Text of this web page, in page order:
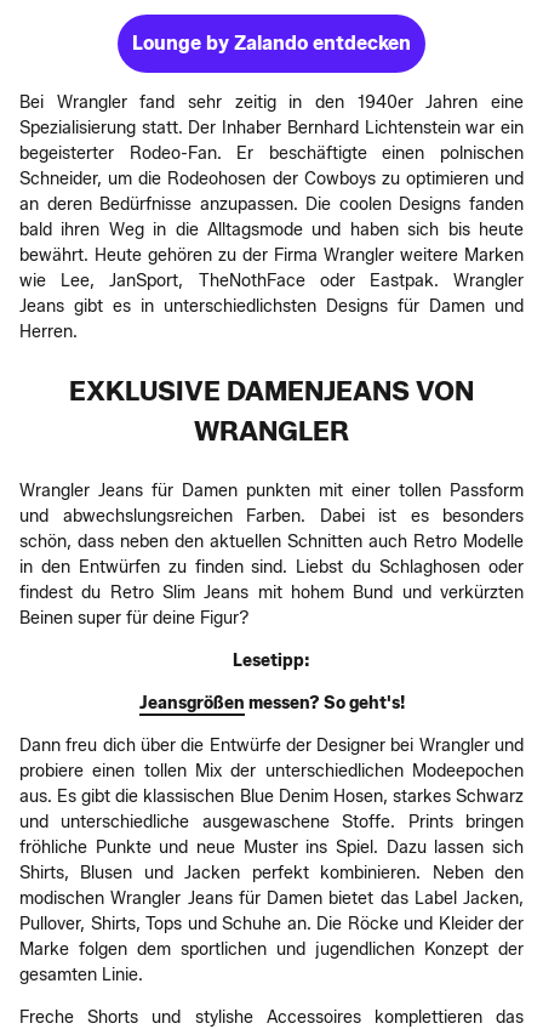
Lounge by Zalando entdecken
Bei Wrangler fand sehr zeitig in den 1940er Jahren eine
Spezialisierung statt. Der Inhaber Bernhard Lichtenstein war ein
begeisterter Rodeo-Fan. Er beschäftigte einen polnischen
Schneider, um die Rodeohosen der Cowboys zu optimieren und
an deren Bedürfnisse anzupassen. Die coolen Designs fanden
bald ihren Weg in die Alltagsmode und haben sich bis heute
bewährt. Heute gehören zu der Firma Wrangler weitere Marken
wie Lee, JanSport, TheNothFace oder Eastpak. Wrangler
Jeans gibt es in unterschiedlichsten Designs für Damen und
Herren.
EXKLUSIVE DAMENJEANS VON
WRANGLER
Wrangler Jeans für Damen punkten mit einer tollen Passform
und abwechslungsreichen Farben. Dabei ist es besonders
schön, dass neben den aktuellen Schnitten auch Retro Modelle
in den Entwürfen zu finden sind. Liebst du Schlaghosen oder
findest du Retro Slim Jeans mit hohem Bund und verkürzten
Beinen super für deine Figur?
Lesetipp:
Jeansgrößen messen? So geht's!
Dann freu dich über die Entwürfe der Designer bei Wrangler und
probiere einen tollen Mix der unterschiedlichen Modeepochen
aus. Es gibt die klassischen Blue Denim Hosen, starkes Schwarz
und unterschiedliche ausgewaschene Stoffe. Prints bringen
fröhliche Punkte und neue Muster ins Spiel. Dazu lassen sich
Shirts, Blusen und Jacken perfekt kombinieren. Neben den
modischen Wrangler Jeans für Damen bietet das Label Jacken,
Pullover, Shirts, Tops und Schuhe an. Die Röcke und Kleider der
Marke folgen dem sportlichen und jugendlichen Konzept der
gesamten Linie.
Freche Shorts und stylishe Accessoires komplettieren das